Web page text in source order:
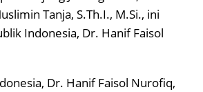
Tanja, S.Th.I., M.Si., ini
Indonesia, Dr. Hanif Faisol
Dr. Hanif Faisol Nurofiq,